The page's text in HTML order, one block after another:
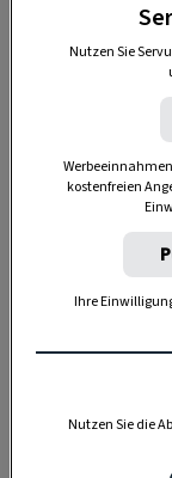
Nutzen Sie
kostenfreien
Ihre
Nutzen Sie die